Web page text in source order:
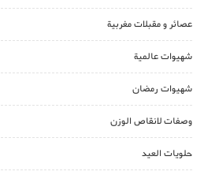
عصائر و مقبلات مغربية
شهيوات عالمية
شهيوات رمضان
وصفات لانقاص الوزن
حلويات العيد